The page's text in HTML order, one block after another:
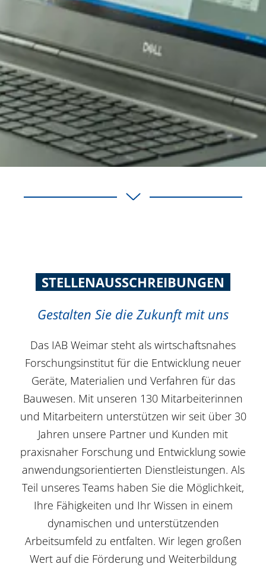
STELLENAUSSCHREIBUNGEN
Gestalten Sie die Zukunft mit uns
Das IAB Weimar steht als wirtschaftsnahes
Forschungsinstitut für die Entwicklung neuer
Geräte, Materialien und Verfahren für das
Bauwesen. Mit unseren 130 Mitarbeiterinnen
und Mitarbeitern unterstützen wir seit über 30
Jahren unsere Partner und Kunden mit
praxisnaher Forschung und Entwicklung sowie
anwendungsorientierten Dienstleistungen. Als
Teil unseres Teams haben Sie die Möglichkeit,
Ihre Fähigkeiten und Ihr Wissen in einem
dynamischen und unterstützenden
Arbeitsumfeld zu entfalten. Wir legen großen
Wert auf die Förderung und Weiterbildung